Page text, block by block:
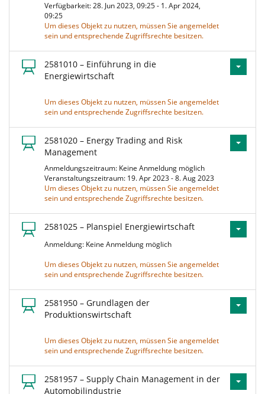
Verfügbarkeit: 28. Jun 2023, 09:25 - 1. Apr 2024,
09:25
Um dieses Objekt zu nutzen, müssen Sie angemeldet
sein und entsprechende Zugriffsrechte besitzen.
2581010 – Einführung in die
Energiewirtschaft
Um dieses Objekt zu nutzen, müssen Sie angemeldet
sein und entsprechende Zugriffsrechte besitzen.
2581020 – Energy Trading and Risk
Management
Anmeldungszeitraum: Keine Anmeldung möglich
Veranstaltungszeitraum: 19. Apr 2023 - 8. Aug 2023
Um dieses Objekt zu nutzen, müssen Sie angemeldet
sein und entsprechende Zugriffsrechte besitzen.
2581025 – Planspiel Energiewirtschaft
Anmeldung: Keine Anmeldung möglich
Um dieses Objekt zu nutzen, müssen Sie angemeldet
sein und entsprechende Zugriffsrechte besitzen.
2581950 – Grundlagen der
Produktionswirtschaft
Um dieses Objekt zu nutzen, müssen Sie angemeldet
sein und entsprechende Zugriffsrechte besitzen.
2581957 – Supply Chain Management in der
Automobilindustrie